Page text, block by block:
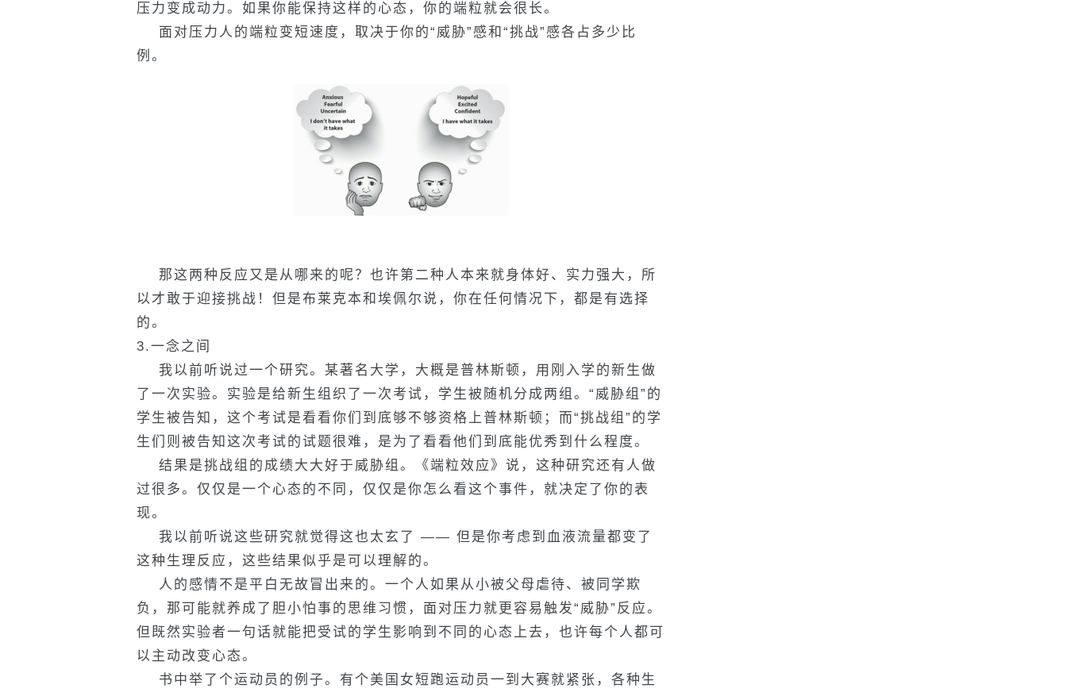
压力变成动力。如果你能保持这样的心态，你的端粒就会很长。
面对压力人的端粒变短速度，取决于你的“威胁”感和“挑战”感各占多少比
例。
那这两种反应又是从哪来的呢？也许第二种人本来就身体好、实力强大，所
以才敢于迎接挑战！但是布莱克本和埃佩尔说，你在任何情况下，都是有选择
的。
3.一念之间
我以前听说过一个研究。某著名大学，大概是普林斯顿，用刚入学的新生做
了一次实验。实验是给新生组织了一次考试，学生被随机分成两组。“威胁组”的
学生被告知，这个考试是看看你们到底够不够资格上普林斯顿；而“挑战组”的学
生们则被告知这次考试的试题很难，是为了看看他们到底能优秀到什么程度。
结果是挑战组的成绩大大好于威胁组。《端粒效应》说，这种研究还有人做
过很多。仅仅是一个心态的不同，仅仅是你怎么看这个事件，就决定了你的表
现。
我以前听说这些研究就觉得这也太玄了 —— 但是你考虑到血液流量都变了
这种生理反应，这些结果似乎是可以理解的。
人的感情不是平白无故冒出来的。一个人如果从小被父母虐待、被同学欺
负，那可能就养成了胆小怕事的思维习惯，面对压力就更容易触发“威胁”反应。
但既然实验者一句话就能把受试的学生影响到不同的心态上去，也许每个人都可
以主动改变心态。
书中举了个运动员的例子。有个美国女短跑运动员一到大赛就紧张，各种生